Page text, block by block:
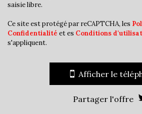
Familles sans enfant
Familles avec 1 ou 2 enfants
Maisons
Familles avec 3 enfants
saisie libre.
Ce site est protégé par reCAPTCHA, les
Confidentialité et es Conditions
s'appliquent.
Afficher le
Partager l'offre